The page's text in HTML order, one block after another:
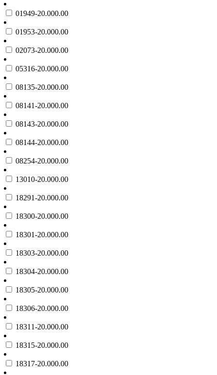
01949-20.000.00
01953-20.000.00
02073-20.000.00
05316-20.000.00
08135-20.000.00
08141-20.000.00
08143-20.000.00
08144-20.000.00
08254-20.000.00
13010-20.000.00
18291-20.000.00
18300-20.000.00
18301-20.000.00
18303-20.000.00
18304-20.000.00
18305-20.000.00
18306-20.000.00
18311-20.000.00
18315-20.000.00
18317-20.000.00